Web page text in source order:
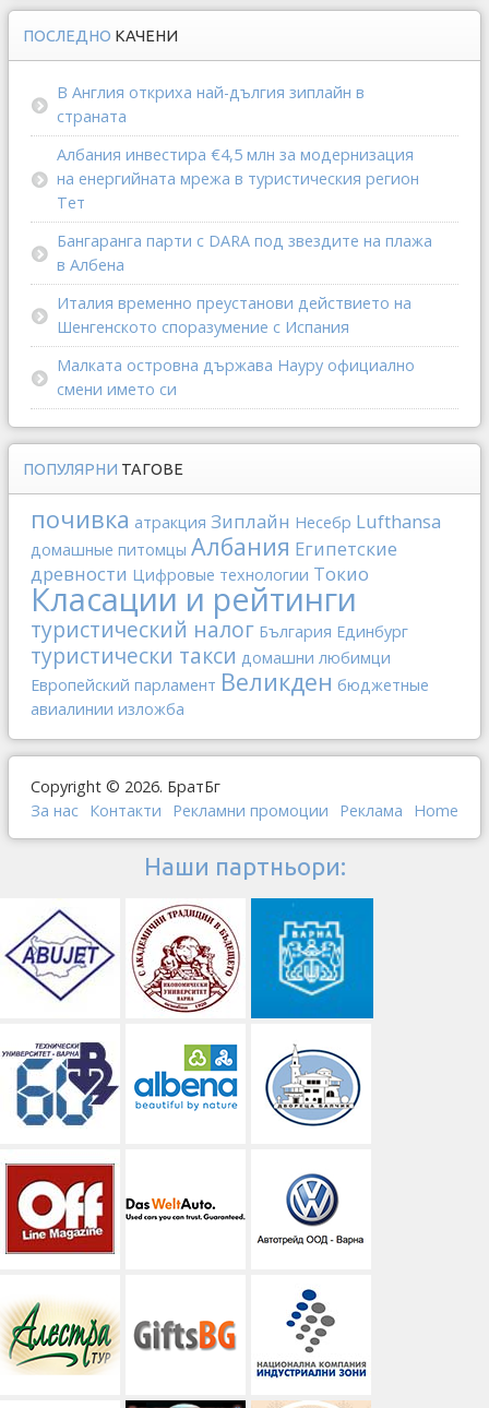
ПОСЛЕДНО КАЧЕНИ
В Англия откриха най-дългия зиплайн в
страната
Албания инвестира €4,5 млн за модернизация
на енергийната мрежа в туристическия регион
Тет
Бангаранга парти с DARA под звездите на плажа
в Албена
Италия временно преустанови действието на
Шенгенското споразумение с Испания
Малката островна държава Науру официално
смени името си
ПОПУЛЯРНИ ТАГОВЕ
почивка атракция Зиплайн Несебр Lufthansa
домашные питомцы Албания Египетские
древности Цифровые технологии Токио
Класации и рейтинги
туристический налог България Единбург
туристически такси домашни любимци
Европейский парламент Великден бюджетные
авиалинии изложба
Copyright © 2026. БратБг
За нас Контакти Рекламни промоции Реклама Home
Наши партньори: